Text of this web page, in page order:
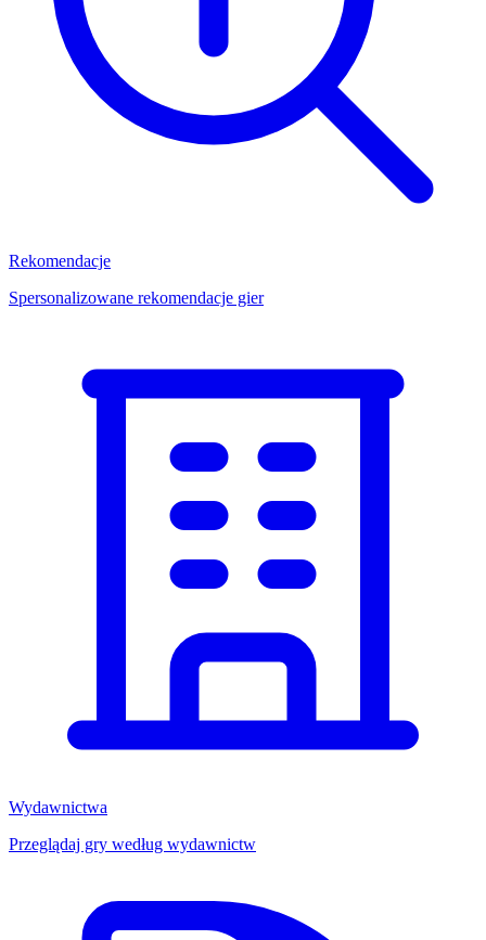
Rekomendacje
Spersonalizowane rekomendacje gier
Wydawnictwa
Przeglądaj gry według wydawnictw